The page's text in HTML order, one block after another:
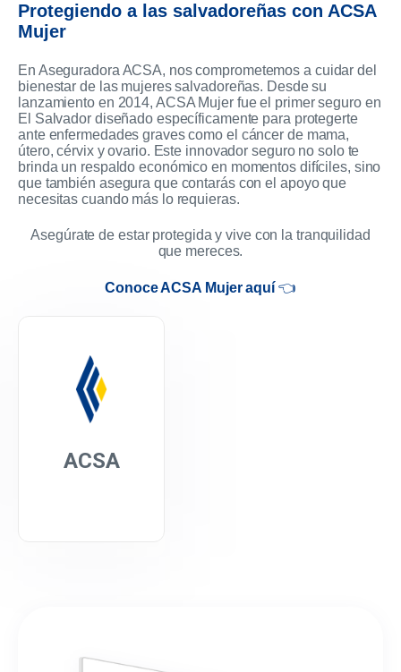
Protegiendo a las salvadoreñas con ACSA
Mujer
En Aseguradora ACSA, nos comprometemos a cuidar del
bienestar de las mujeres salvadoreñas. Desde su
lanzamiento en 2014, ACSA Mujer fue el primer seguro en
El Salvador diseñado específicamente para protegerte
ante enfermedades graves como el cáncer de mama,
útero, cérvix y ovario. Este innovador seguro no solo te
brinda un respaldo económico en momentos difíciles, sino
que también asegura que contarás con el apoyo que
necesitas cuando más lo requieras.
Asegúrate de estar protegida y vive con la tranquilidad
que mereces.
Conoce ACSA Mujer aquí 👈
ACSA